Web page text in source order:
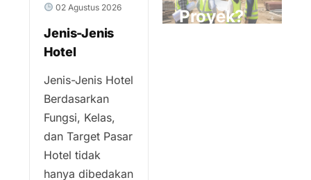
02 Agustus 2026
Jenis-Jenis
Hotel
Jenis-Jenis Hotel
Berdasarkan
Fungsi, Kelas,
dan Target Pasar
Hotel tidak
hanya dibedakan
Proyek?